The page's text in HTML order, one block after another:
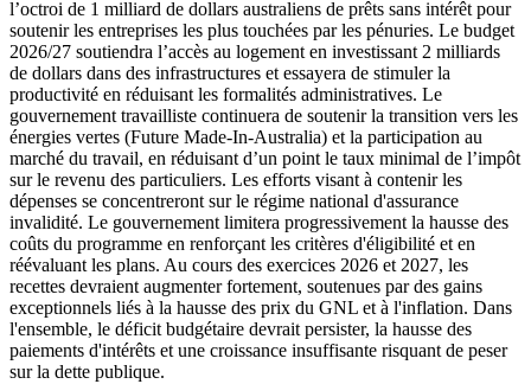
l’octroi de 1 milliard de dollars australiens de prêts sans intérêt pour
soutenir les entreprises les plus touchées par les pénuries. Le budget
2026/27 soutiendra l’accès au logement en investissant 2 milliards
de dollars dans des infrastructures et essayera de stimuler la
productivité en réduisant les formalités administratives. Le
gouvernement travailliste continuera de soutenir la transition vers les
énergies vertes (Future Made-In-Australia) et la participation au
marché du travail, en réduisant d’un point le taux minimal de l’impôt
sur le revenu des particuliers. Les efforts visant à contenir les
dépenses se concentreront sur le régime national d'assurance
invalidité. Le gouvernement limitera progressivement la hausse des
coûts du programme en renforçant les critères d'éligibilité et en
réévaluant les plans. Au cours des exercices 2026 et 2027, les
recettes devraient augmenter fortement, soutenues par des gains
exceptionnels liés à la hausse des prix du GNL et à l'inflation. Dans
l'ensemble, le déficit budgétaire devrait persister, la hausse des
paiements d'intérêts et une croissance insuffisante risquant de peser
sur la dette publique.